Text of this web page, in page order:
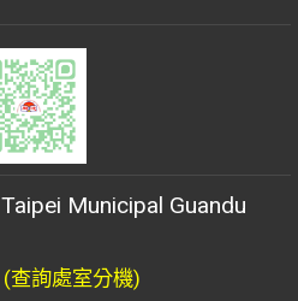
Taipei Municipal Guandu
(查詢處室分機)